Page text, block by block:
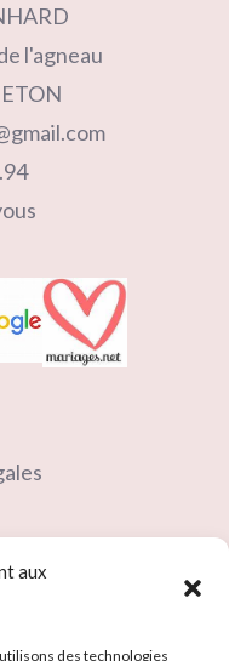
aux
des technologies
l'agneau